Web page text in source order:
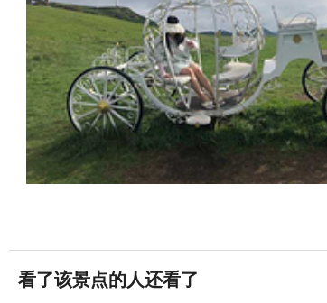
看了该景点的人还看了